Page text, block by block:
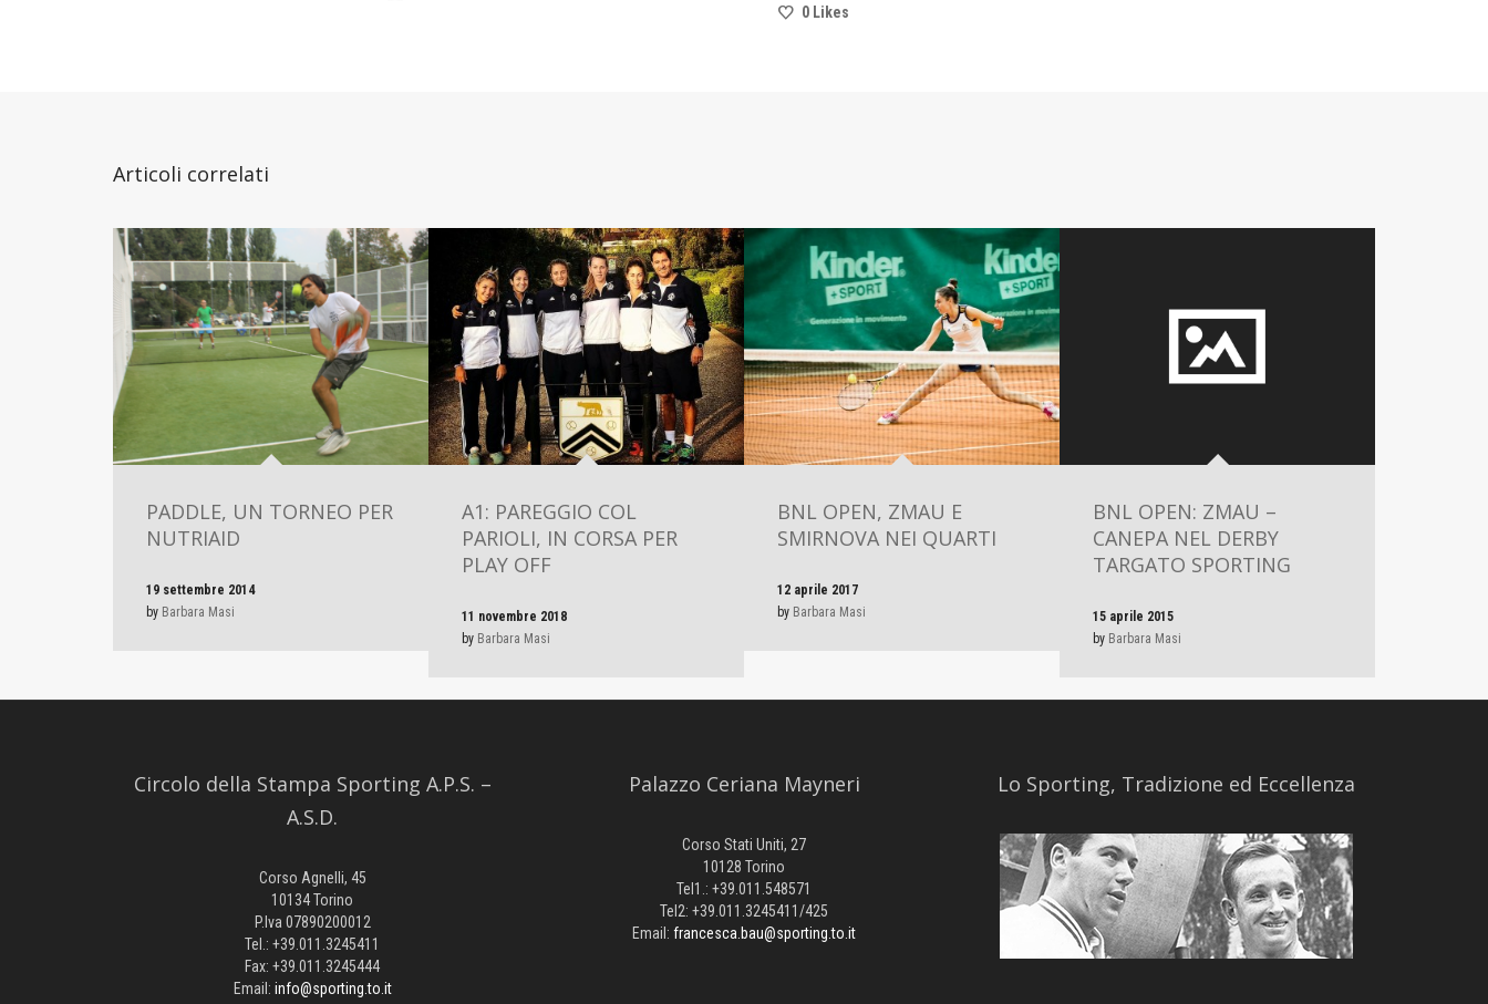
0Likes
Articoli correlati
PADDLE, UN TORNEO PER
NUTRIAID
19 settembre 2014
by Barbara Masi
A1: PAREGGIO COL
PARIOLI, IN CORSA PER
PLAY OFF
11 novembre 2018
by Barbara Masi
BNL OPEN, ZMAU E
SMIRNOVA NEI QUARTI
12 aprile 2017
by Barbara Masi
BNL OPEN: ZMAU –
CANEPA NEL DERBY
TARGATO SPORTING
15 aprile 2015
by Barbara Masi
Circolo della Stampa Sporting A.P.S. –
A.S.D.
Corso Agnelli, 45
10134 Torino
P.Iva 07890200012
Tel.: +39.011.3245411
Fax: +39.011.3245444
Email: info@sporting.to.it
Palazzo Ceriana Mayneri
Corso Stati Uniti, 27
10128 Torino
Tel1.: +39.011.548571
Tel2: +39.011.3245411/425
Email: francesca.bau@sporting.to.it
​Lo Sporting, Tradizione ed Eccellenza